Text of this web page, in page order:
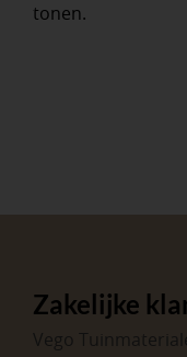
tonen.
Zakelijke
Vego